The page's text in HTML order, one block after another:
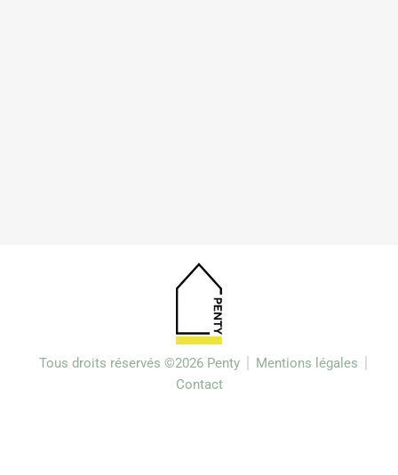
Tous droits réservés ©2026 Penty
Mentions légales
Contact